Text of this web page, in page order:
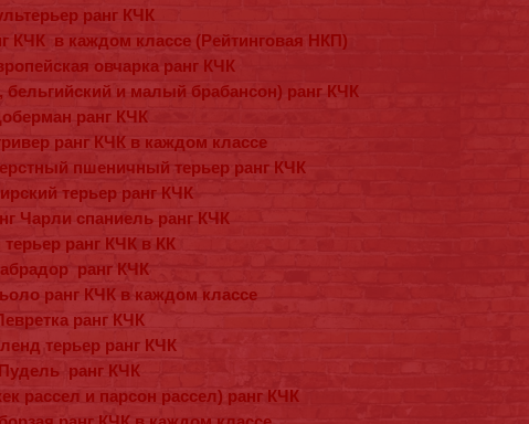
ранг КЧК
КЧК в каждом классе (Рейтинговая НКП)
овчарка ранг КЧК
и малый брабансон) ранг КЧК
ранг КЧК
ранг КЧК в каждом классе
пшеничный терьер ранг КЧК​
терьер ранг КЧК
Чарли спаниель ранг КЧК
терьер ранг КЧК в КК
ранг КЧК
ранг КЧК в каждом классе
ранг КЧК
терьер ранг КЧК
Пудель ранг КЧК
рассел и парсон рассел) ранг КЧК